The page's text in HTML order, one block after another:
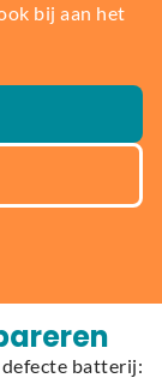
bij aan het
batterij: